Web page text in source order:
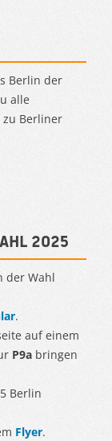
Berlin der
alle
Berliner
2025
der Wahl
.
auf einem
P9a bringen
Berlin
Flyer.